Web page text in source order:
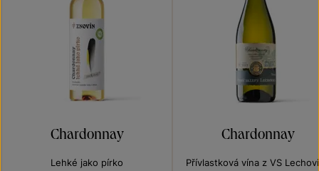
Chardonnay
Lehké jako pírko
Chardonnay
Přívlastková vína z VS